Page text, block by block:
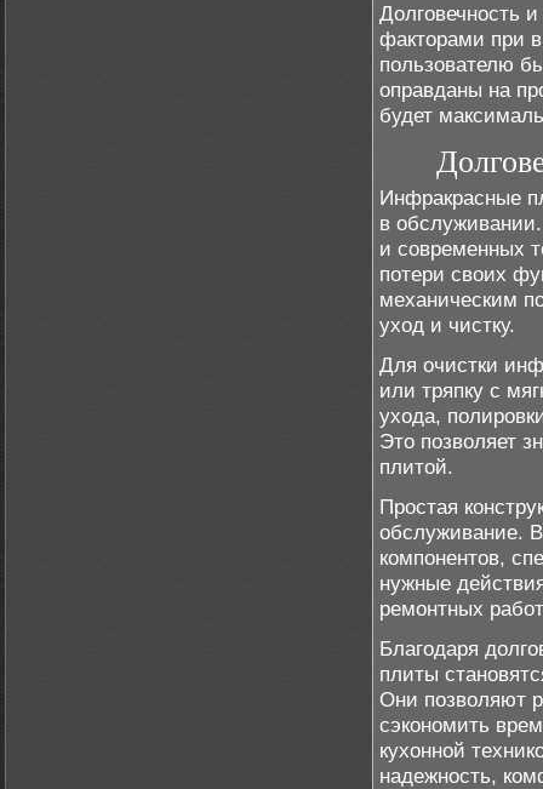
Долговечность
факторами при
пользователю
оправданы на
будет
Инфракрасные
в
и современных
потери своих
механическим
уход и чистку.
Для очистки
или тряпку с
ухода,
Это позволяет
плитой.
Простая
обслуживание.
компонентов,
нужные
ремонтных
Благодаря
плиты
Они позволяют
сэкономить
кухонной
надежность,